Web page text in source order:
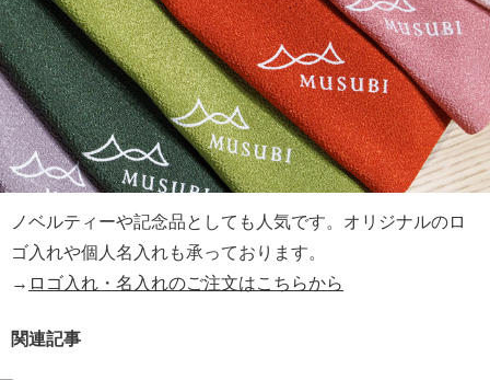
ノベルティーや記念品としても人気です。オリジナルのロ
ゴ入れや個人名入れも承っております。
→ ロゴ入れ・名入れのご注文はこちらから
関連記事